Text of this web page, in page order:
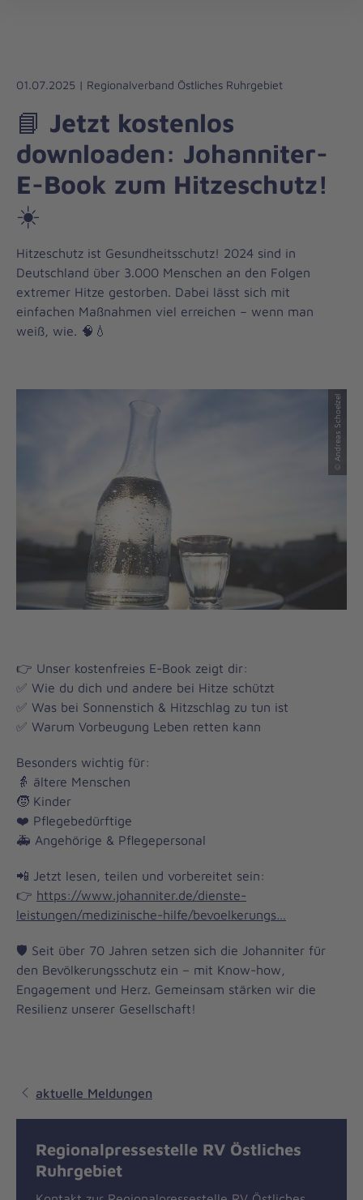
Liebe
Leben
01.07.2025 | Regionalverband Östliches Ruhrgebiet
📘 Jetzt kostenlos
downloaden: Johanniter-
E-Book zum Hitzeschutz!
☀️
Hitzeschutz ist Gesundheitsschutz! 2024 sind in
Deutschland über 3.000 Menschen an den Folgen
extremer Hitze gestorben. Dabei lässt sich mit
einfachen Maßnahmen viel erreichen – wenn man
weiß, wie. 🧠💧
© Andreas Schoelzel
👉 Unser kostenfreies E-Book zeigt dir:
✅ Wie du dich und andere bei Hitze schützt
✅ Was bei Sonnenstich & Hitzschlag zu tun ist
✅ Warum Vorbeugung Leben retten kann
Besonders wichtig für:
👵 ältere Menschen
🧒 Kinder
❤️ Pflegebedürftige
🚑 Angehörige & Pflegepersonal
📲 Jetzt lesen, teilen und vorbereitet sein:
👉 https://www.johanniter.de/dienste-
leistungen/medizinische-hilfe/bevoelkerungs…
🛡️ Seit über 70 Jahren setzen sich die Johanniter für
den Bevölkerungsschutz ein – mit Know-how,
Engagement und Herz. Gemeinsam stärken wir die
Resilienz unserer Gesellschaft!
aktuelle Meldungen
Regionalpressestelle RV Östliches
Ruhrgebiet